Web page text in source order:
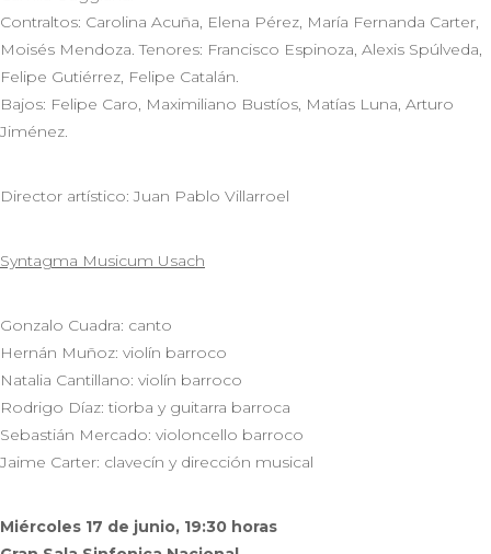
Contraltos: Carolina Acuña, Elena Pérez, María Fernanda Carter,
Moisés Mendoza. Tenores: Francisco Espinoza, Alexis Spúlveda,
Felipe Gutiérrez, Felipe Catalán.
Bajos: Felipe Caro, Maximiliano Bustíos, Matías Luna, Arturo
Jiménez.
Director artístico: Juan Pablo Villarroel
Syntagma Musicum Usach
Gonzalo Cuadra: canto
Hernán Muñoz: violín barroco
Natalia Cantillano: violín barroco
Rodrigo Díaz: tiorba y guitarra barroca
Sebastián Mercado: violoncello barroco
Jaime Carter: clavecín y dirección musical
Miércoles 17 de junio, 19:30 horas